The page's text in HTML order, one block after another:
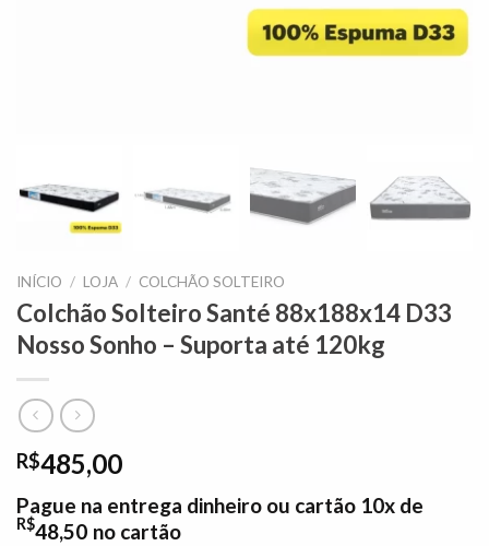
INÍCIO / LOJA / COLCHÃO SOLTEIRO
Colchão Solteiro Santé 88x188x14 D33
Nosso Sonho – Suporta até 120kg
R$485,00
Pague na entrega dinheiro ou cartão 10x de
R$48,50 no cartão